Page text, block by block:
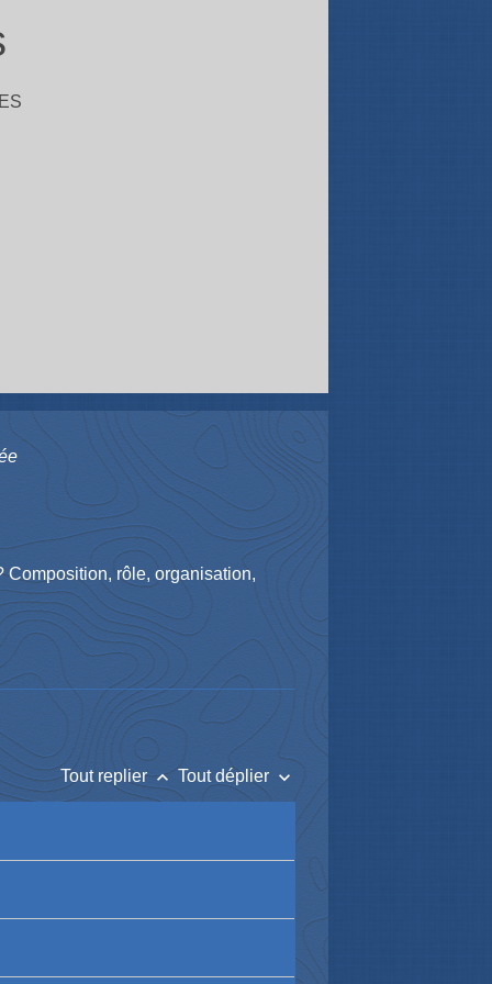
Composition, rôle, organisation,
Tout replierkeyboard_arrow_up Tout déplier keyboard_arrow_down